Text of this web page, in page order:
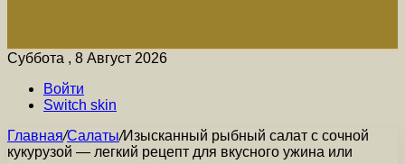
Суббота , 8 Август 2026
Войти
Switch skin
Главная/Салаты/Изысканный рыбный салат с сочной
кукурузой — легкий рецепт для вкусного ужина или